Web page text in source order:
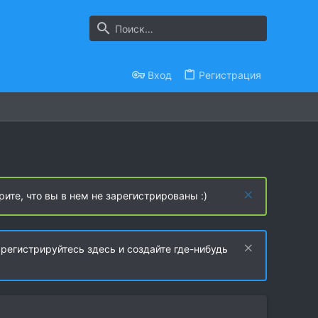
Вход Регистрация
что вы в нем не зарегистрированы :)
здесь и создайте где-нибудь